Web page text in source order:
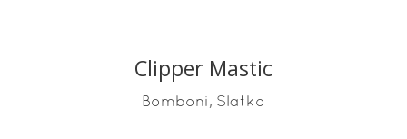
READ MORE
Clipper Mastic
Bomboni, Slatko